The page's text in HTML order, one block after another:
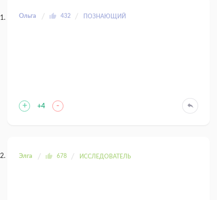
Ольга 432 ПОЗНАЮЩИЙ
+ +4 -
Элга 678 ИССЛЕДОВАТЕЛЬ